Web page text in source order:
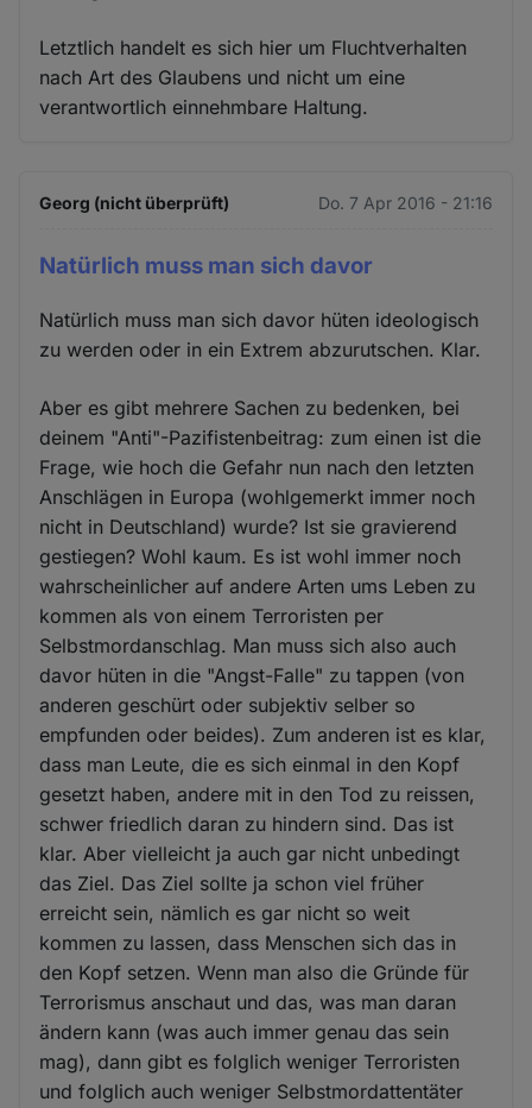
Letztlich handelt es sich hier um Fluchtverhalten
nach Art des Glaubens und nicht um eine
verantwortlich einnehmbare Haltung.
Georg (nicht überprüft) Do. 7 Apr 2016 - 21:16
Natürlich muss man sich davor
Natürlich muss man sich davor hüten ideologisch
zu werden oder in ein Extrem abzurutschen. Klar.
Aber es gibt mehrere Sachen zu bedenken, bei
deinem "Anti"-Pazifistenbeitrag: zum einen ist die
Frage, wie hoch die Gefahr nun nach den letzten
Anschlägen in Europa (wohlgemerkt immer noch
nicht in Deutschland) wurde? Ist sie gravierend
gestiegen? Wohl kaum. Es ist wohl immer noch
wahrscheinlicher auf andere Arten ums Leben zu
kommen als von einem Terroristen per
Selbstmordanschlag. Man muss sich also auch
davor hüten in die "Angst-Falle" zu tappen (von
anderen geschürt oder subjektiv selber so
empfunden oder beides). Zum anderen ist es klar,
dass man Leute, die es sich einmal in den Kopf
gesetzt haben, andere mit in den Tod zu reissen,
schwer friedlich daran zu hindern sind. Das ist
klar. Aber vielleicht ja auch gar nicht unbedingt
das Ziel. Das Ziel sollte ja schon viel früher
erreicht sein, nämlich es gar nicht so weit
kommen zu lassen, dass Menschen sich das in
den Kopf setzen. Wenn man also die Gründe für
Terrorismus anschaut und das, was man daran
ändern kann (was auch immer genau das sein
mag), dann gibt es folglich weniger Terroristen
und folglich auch weniger Selbstmordattentäter